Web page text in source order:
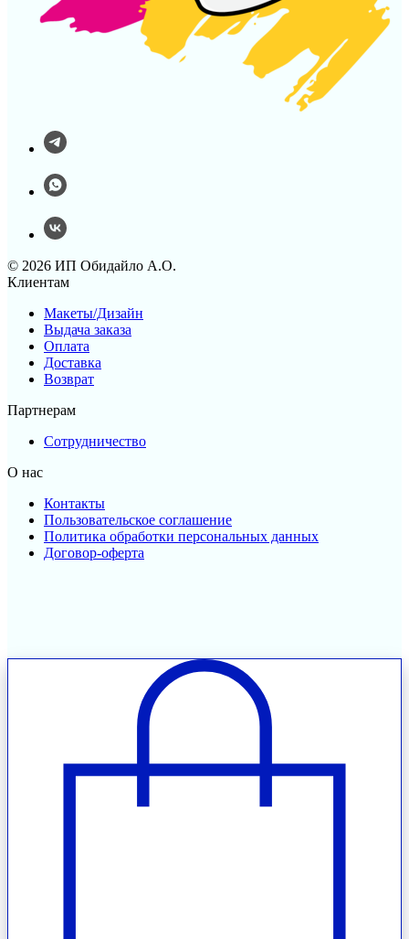
© 2026 ИП Обидайло А.О.
Клиентам
Макеты/Дизайн
Выдача заказа
Оплата
Доставка
Возврат
Партнерам
Сотрудничество
О нас
Контакты
Пользовательское соглашение
Политика обработки персональных данных
Договор-оферта